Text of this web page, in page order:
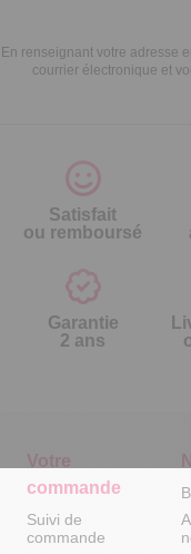
En renseignant votre adresse
courrier électronique et
Satisfait
ou remboursé
Garantie
2 ans
Votre
commande
Suivi de
commande